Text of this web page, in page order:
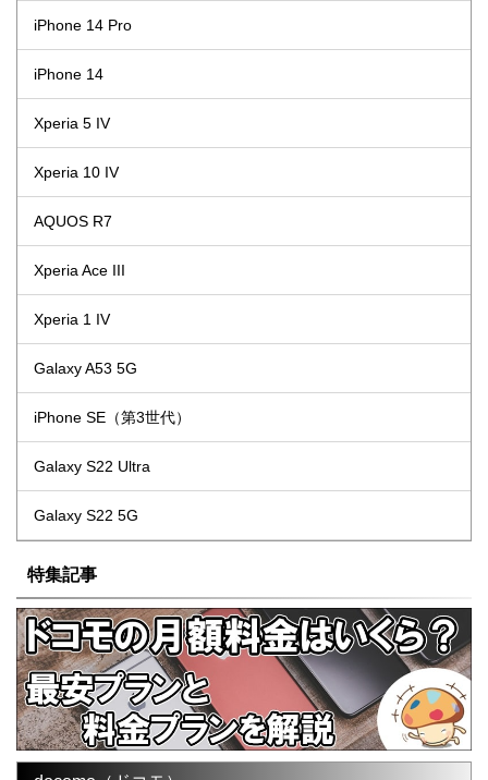
iPhone 14 Pro
iPhone 14
Xperia 5 IV
Xperia 10 IV
AQUOS R7
Xperia Ace III
Xperia 1 IV
Galaxy A53 5G
iPhone SE（第3世代）
Galaxy S22 Ultra
Galaxy S22 5G
特集記事